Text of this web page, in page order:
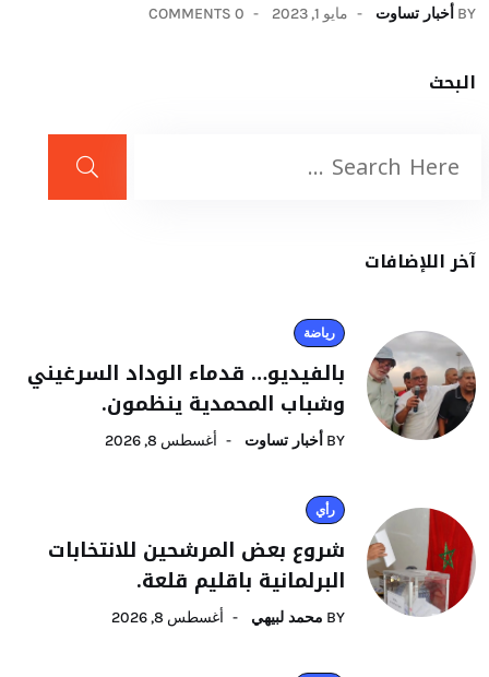
BY أخبار تساوت مايو 1, 2023 0 COMMENTS
البحث
آخر اللإضافات
رياضة
بالفيديو… قدماء الوداد السرغيني
وشباب المحمدية ينظمون.
BY أخبار تساوت أغسطس 8, 2026
رأي
شروع بعض المرشحين للانتخابات
البرلمانية باقليم قلعة.
BY محمد لبيهي أغسطس 8, 2026